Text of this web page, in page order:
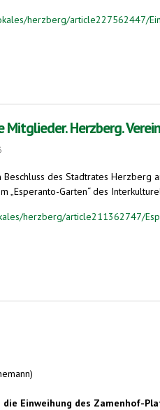
herzberg/article227562447/
Herzberg.
des Stadtrates
„Esperanto-Garten“ des
herzberg/article211362747/
Herzberg. Verein beging elften Jahrestag
Einweihung des Zamenhof-